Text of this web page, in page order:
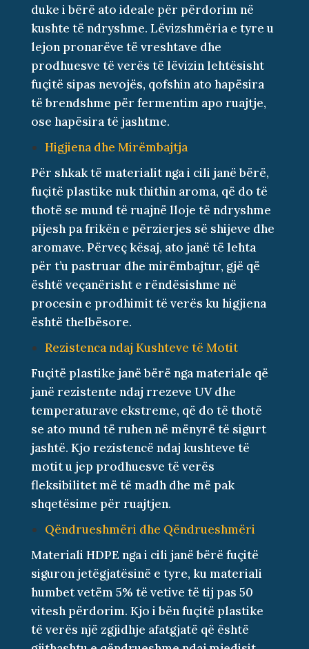
duke i bërë ato ideale për përdorim në
kushte të ndryshme. Lëvizshmëria e tyre u
lejon pronarëve të vreshtave dhe
prodhuesve të verës të lëvizin lehtësisht
fuçitë sipas nevojës, qofshin ato hapësira
të brendshme për fermentim apo ruajtje,
ose hapësira të jashtme.
Higjiena dhe Mirëmbajtja
Për shkak të materialit nga i cili janë bërë,
fuçitë plastike nuk thithin aroma, që do të
thotë se mund të ruajnë lloje të ndryshme
pijesh pa frikën e përzierjes së shijeve dhe
aromave. Përveç kësaj, ato janë të lehta
për t’u pastruar dhe mirëmbajtur, gjë që
është veçanërisht e rëndësishme në
procesin e prodhimit të verës ku higjiena
është thelbësore.
Rezistenca ndaj Kushteve të Motit
Fuçitë plastike janë bërë nga materiale që
janë rezistente ndaj rrezeve UV dhe
temperaturave ekstreme, që do të thotë
se ato mund të ruhen në mënyrë të sigurt
jashtë. Kjo rezistencë ndaj kushteve të
motit u jep prodhuesve të verës
fleksibilitet më të madh dhe më pak
shqetësime për ruajtjen.
Qëndrueshmëri dhe Qëndrueshmëri
Materiali HDPE nga i cili janë bërë fuçitë
siguron jetëgjatësinë e tyre, ku materiali
humbet vetëm 5% të vetive të tij pas 50
vitesh përdorim. Kjo i bën fuçitë plastike
të verës një zgjidhje afatgjatë që është